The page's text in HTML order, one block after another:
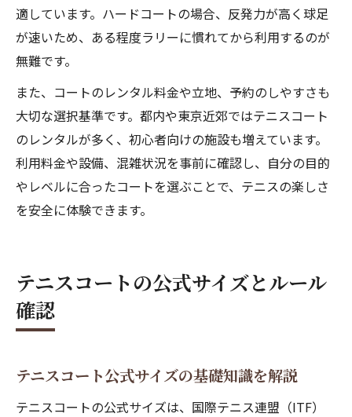
適しています。ハードコートの場合、反発力が高く球足
が速いため、ある程度ラリーに慣れてから利用するのが
無難です。
また、コートのレンタル料金や立地、予約のしやすさも
大切な選択基準です。都内や東京近郊ではテニスコート
のレンタルが多く、初心者向けの施設も増えています。
利用料金や設備、混雑状況を事前に確認し、自分の目的
やレベルに合ったコートを選ぶことで、テニスの楽しさ
を安全に体験できます。
テニスコートの公式サイズとルール
確認
テニスコート公式サイズの基礎知識を解説
テニスコートの公式サイズは、国際テニス連盟（ITF）